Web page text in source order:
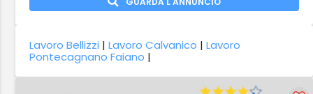
Lavoro Bellizzi |Lavoro Calvanico |Lavoro
Pontecagnano Faiano |